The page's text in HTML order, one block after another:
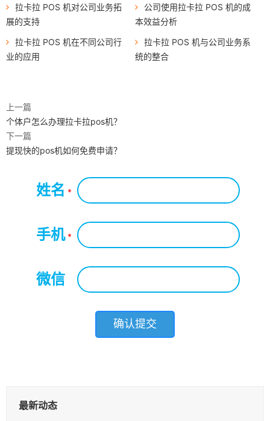
拉卡拉 POS 机对公司业务拓
展的支持
公司使用拉卡拉 POS 机的成
本效益分析
拉卡拉 POS 机在不同公司行
业的应用
拉卡拉 POS 机与公司业务系
统的整合
上一篇
个体户怎么办理拉卡拉pos机？
下一篇
提现快的pos机如何免费申请？
姓名 *
手机*
微信
最新动态